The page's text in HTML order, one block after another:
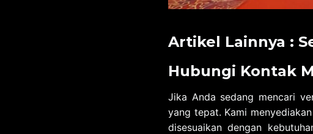
Artikel Lainnya :
Hubungi Kontak
Jika Anda sedang mencari
yang tepat. Kami
disesuaikan dengan